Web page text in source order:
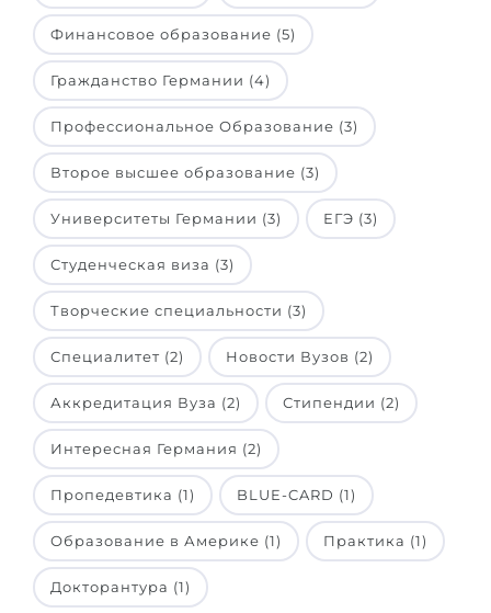
Финансовое образование (5)
Гражданство Германии (4)
Профессиональное Образование (3)
Второе высшее образование (3)
Университеты Германии (3) ЕГЭ (3)
Студенческая виза (3)
Творческие специальности (3)
Специалитет (2) Новости Вузов (2)
Аккредитация Вуза (2) Стипендии (2)
Интересная Германия (2)
Пропедевтика (1) BLUE-CARD (1)
Образование в Америке (1) Практика (1)
Докторантура (1)